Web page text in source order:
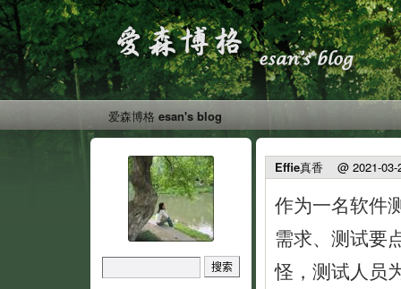
爱森博格 esan's blog
Effie真香 @ 2021-03-
作为一名软件
需求、测试要
怪，测试人员